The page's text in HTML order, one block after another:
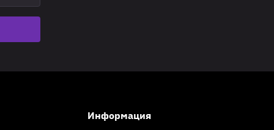
Информация